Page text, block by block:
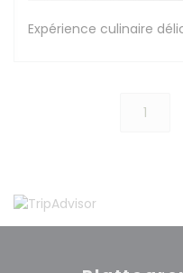
Expérience culinaire
1